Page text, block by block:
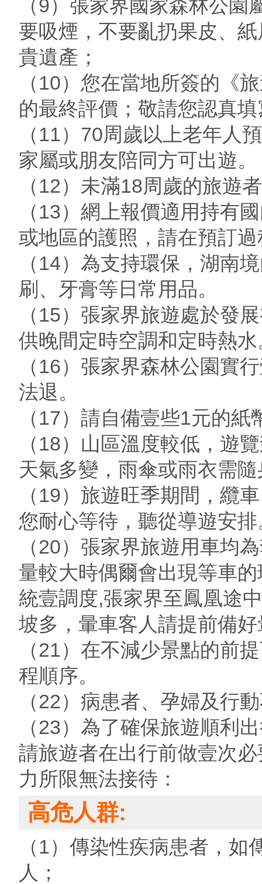
（9）張家界國家森林公
要吸煙，不要亂扔果皮、
貴遺產；
（10）您在當地所簽的《
的最終評價；敬請您認真
（11）70周歲以上老年人
家屬或朋友陪同方可出遊。
（12）未滿18周歲的旅遊
（13）網上報價適用持有
或地區的護照，請在預訂
（14）為支持環保，湖南
刷、牙膏等日常用品。
（15）張家界旅遊處於發
供晚間定時空調和定時熱水
（16）張家界森林公園實
法退。
（17）請自備壹些1元的
（18）山區溫度較低，遊
天氣多變，雨傘或雨衣需
（19）旅遊旺季期間，纜
您耐心等待，聽從導遊安排
（20）張家界旅遊用車均
量較大時偶爾會出現等車
統壹調度,張家界至鳳凰途
坡多，暈車客人請提前備
（21）在不減少景點的前
程順序。
（22）病患者、孕婦及行
（23）為了確保旅遊順利
請旅遊者在出行前做壹次
力所限無法接待：
高危人群:
（1）傳染性疾病患者，
人；